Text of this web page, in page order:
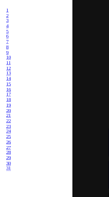
1
2
3
4
5
6
7
8
9
10
11
12
13
14
15
16
17
18
19
20
21
22
23
24
25
26
27
28
29
30
31